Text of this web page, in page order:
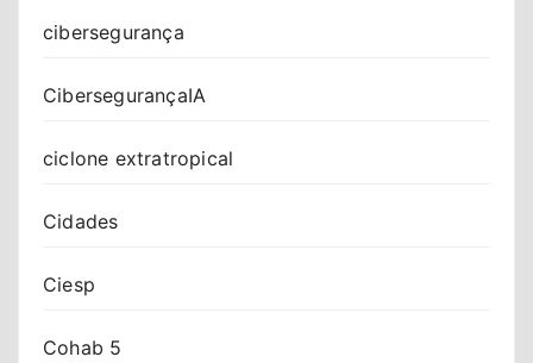
cibersegurança
CibersegurançaIA
ciclone extratropical
Cidades
Ciesp
Cohab 5